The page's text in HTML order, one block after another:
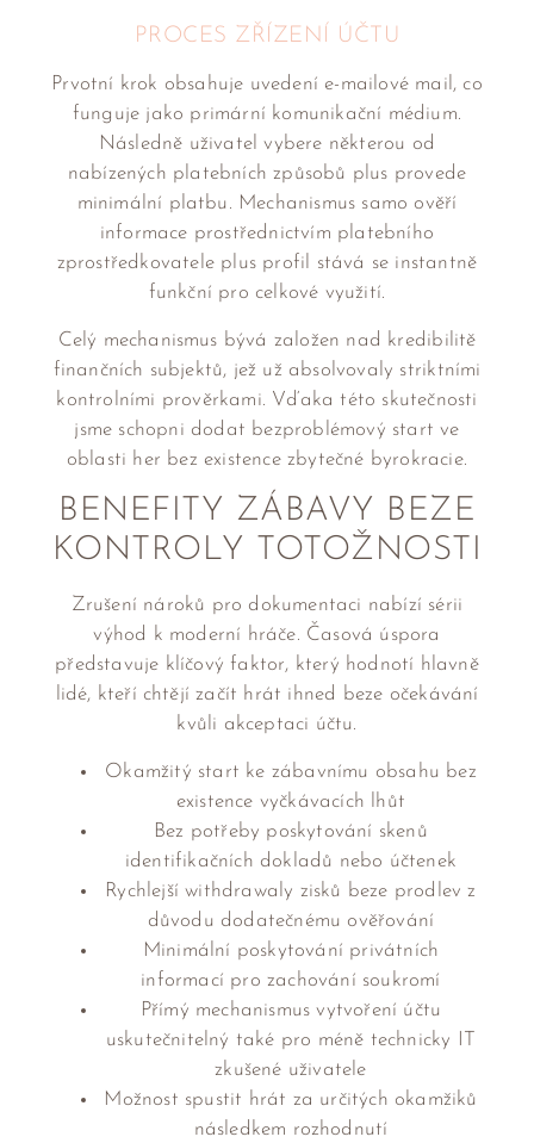
PROCES ZŘÍZENÍ ÚČTU
Prvotní krok obsahuje uvedení e-mailové mail, co
funguje jako primární komunikační médium.
Následně uživatel vybere některou od
nabízených platebních způsobů plus provede
minimální platbu. Mechanismus samo ověří
informace prostřednictvím platebního
zprostředkovatele plus profil stává se instantně
funkční pro celkové využití.
Celý mechanismus bývá založen nad kredibilitě
finančních subjektů, jež už absolvovaly striktními
kontrolními prověrkami. Vďaka této skutečnosti
jsme schopni dodat bezproblémový start ve
oblasti her bez existence zbytečné byrokracie.
BENEFITY ZÁBAVY BEZE
KONTROLY TOTOŽNOSTI
Zrušení nároků pro dokumentaci nabízí sérii
výhod k moderní hráče. Časová úspora
představuje klíčový faktor, který hodnotí hlavně
lidé, kteří chtějí začít hrát ihned beze očekávání
kvůli akceptaci účtu.
Okamžitý start ke zábavnímu obsahu bez
existence vyčkávacích lhůt
Bez potřeby poskytování skenů
identifikačních dokladů nebo účtenek
Rychlejší withdrawaly zisků beze prodlev z
důvodu dodatečnému ověřování
Minimální poskytování privátních
informací pro zachování soukromí
Přímý mechanismus vytvoření účtu
uskutečnitelný také pro méně technicky IT
zkušené uživatele
Možnost spustit hrát za určitých okamžiků
následkem rozhodnutí